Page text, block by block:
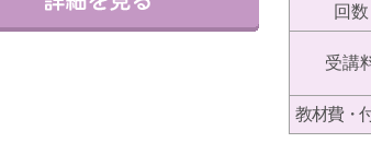
回数
受講
教材費・